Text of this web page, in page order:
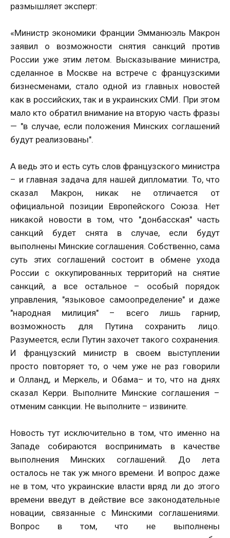
размышляет эксперт:
«Министр экономики Франции Эмманюэль Макрон
заявил о возможности снятия санкций против
России уже этим летом. Высказывание министра,
сделанное в Москве на встрече с французскими
бизнесменами, стало одной из главных новостей
как в российских, так и в украинских СМИ. При этом
мало кто обратил внимание на вторую часть фразы
— "в случае, если положения Минских соглашений
будут реализованы".
А ведь это и есть суть слов французского министра
– и главная задача для нашей дипломатии. То, что
сказал Макрон, никак не отличается от
официальной позиции Европейского Союза. Нет
никакой новости в том, что "донбасская" часть
санкций будет снята в случае, если будут
выполнены Минские соглашения. Собственно, сама
суть этих соглашений состоит в обмене ухода
России с оккупированных территорий на снятие
санкций, а все остальное – особый порядок
управления, "языковое самоопределение" и даже
"народная милиция" – всего лишь гарнир,
возможность для Путина сохранить лицо.
Разумеется, если Путин захочет такого сохранения.
И французский министр в своем выступлении
просто повторяет то, о чем уже не раз говорили
и Олланд, и Меркель, и Обама– и то, что на днях
сказал Керри. Выполните Минские соглашения –
отменим санкции. Не выполните – извините.
Новость тут исключительно в том, что именно на
Западе собираются воспринимать в качестве
выполнения Минских соглашений. До лета
осталось не так уж много времени. И вопрос даже
не в том, что украинские власти вряд ли до этого
времени введут в действие все законодательные
новации, связанные с Минскими соглашениями.
Вопрос в том, что не выполнены